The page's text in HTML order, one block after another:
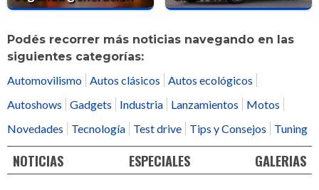
Podés recorrer más noticias navegando en las
siguientes categorías:
Automovilismo Autos clásicos
Autos ecológicos
Autoshows
Gadgets Industria Lanzamientos
Motos
Novedades
Tecnología Test drive Tips y Consejos Tuning
NOTICIAS ESPECIALES GALERIAS